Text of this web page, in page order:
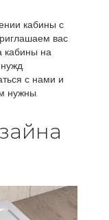
кабины с
вас
кабины на
с нами и
нужны.